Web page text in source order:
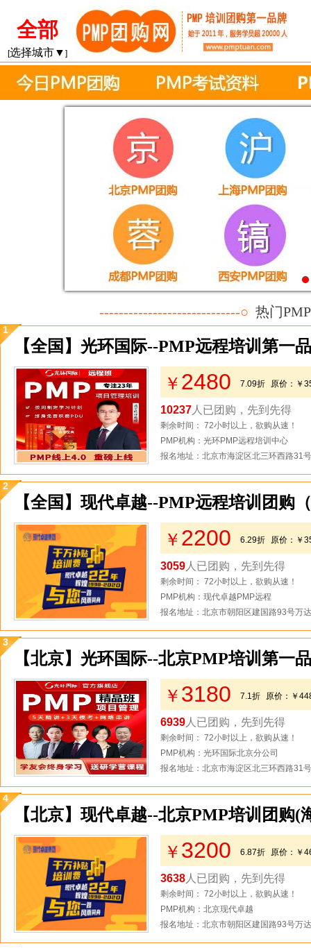
全部
[选择城市▼ ]
-----------------------------○ 热门
1
【全国】光环国际--PMP远程培训第一
￥ 2480 7.09折 原价： ￥
10237 人已团购，先到先得
剩余时间： 72小时以上，欲购从速！
PMP机构：光环PMP远程培训中心
报名地址：北京市海淀区北三环西路31
2
【全国】现代卓越--PMP远程培训团购
￥ 2200 6.29折 原价： ￥
3059 人已团购，先到先得
剩余时间： 72小时以上，欲购从速！
PMP机构：现代卓越PMP远程
报名地址：北京市朝阳区建国路93号万
3
【北京】光环国际--北京PMP培训第一
￥ 3180 7.1折 原价： ￥
6939 人已团购，先到先得
剩余时间： 72小时以上，欲购从速！
PMP机构：光环国际北京分公司
报名地址：北京市海淀区北三环西路31
4
【北京】现代卓越--北京PMP培训团购(
￥ 3200 6.87折 原价： ￥
3638 人已团购，先到先得
剩余时间： 72小时以上，欲购从速！
PMP机构：北京现代卓越
报名地址：北京市朝阳区建国路93号万